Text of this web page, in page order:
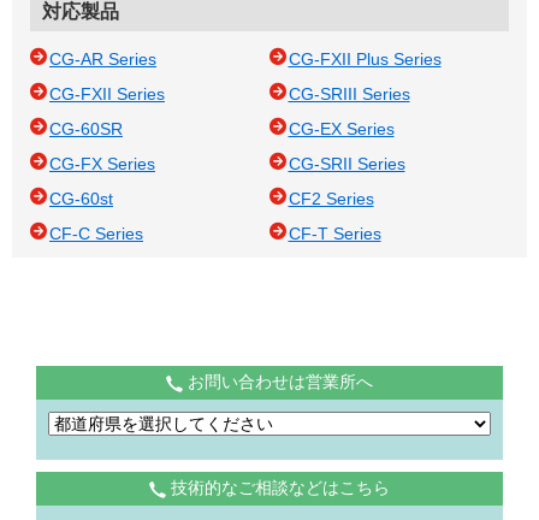
対応製品
CG-AR Series
CG-FXII Plus Series
CG-FXII Series
CG-SRIII Series
CG-60SR
CG-EX Series
CG-FX Series
CG-SRII Series
CG-60st
CF2 Series
CF-C Series
CF-T Series
お問い合わせは営業所へ
技術的なご相談などはこちら